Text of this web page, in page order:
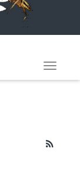
Toggle